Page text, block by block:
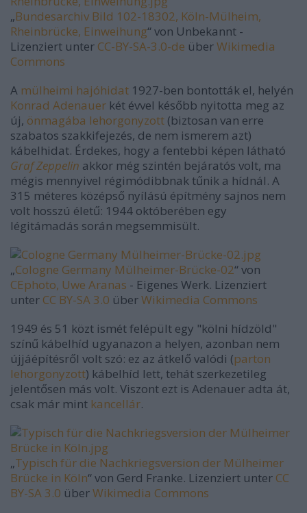
„Bundesarchiv Bild 102-18302, Köln-Mülheim,
Rheinbrücke, Einweihung“ von Unbekannt -
Lizenziert unter CC-BY-SA-3.0-de überWikimedia
Commons
A mülheimi hajóhidat 1927-ben bontották el, helyén
Konrad Adenauer két évvel később nyitotta meg az
új, önmagába lehorgonyzott (biztosan van erre
szabatos szakkifejezés, de nem ismerem azt)
kábelhidat. Érdekes, hogy a fentebbi képen látható
Graf Zeppelin akkor még szintén bejáratós volt, ma
mégis mennyivel régimódibbnak tűnik a hídnál. A
315 méteres középső nyílású építmény sajnos nem
volt hosszú életű: 1944 októberében egy
légitámadás során megsemmisült.
„Cologne Germany Mülheimer-Brücke-02“ von
CEphoto, Uwe Aranas - Eigenes Werk. Lizenziert
unter CC BY-SA 3.0 überWikimedia Commons
1949 és 51 közt ismét felépült egy "kölni hídzöld"
színű kábelhíd ugyanazon a helyen, azonban nem
újjáépítésről volt szó: ez az átkelő valódi (parton
lehorgonyzott) kábelhíd lett, tehát szerkezetileg
jelentősen más volt. Viszont ezt is Adenauer adta át,
csak már mint kancellár.
„Typisch für die Nachkriegsversion der Mülheimer
Brücke in Köln“ von Gerd Franke. Lizenziert unter CC
BY-SA 3.0 überWikimedia Commons